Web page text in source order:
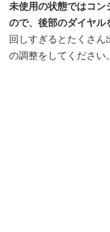
未使用の状態ではコン
ので、後部のダイヤル
回しすぎるとたくさ
の調整をしてください。